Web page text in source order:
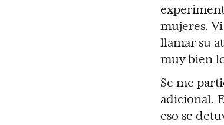
mujeres.
llamar su
muy bien
Se me
adicional.
eso se